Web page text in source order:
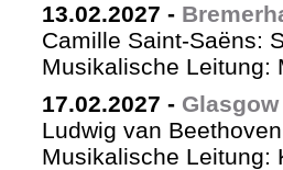
13.02.2027 -
Camille Saint-Saëns:
Musikalische Leitung:
17.02.2027 - Glasgow
Ludwig van
Musikalische Leitung: